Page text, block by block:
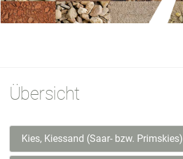
Übersicht
Kies, Kiessand (Saar- bzw. Primskies)